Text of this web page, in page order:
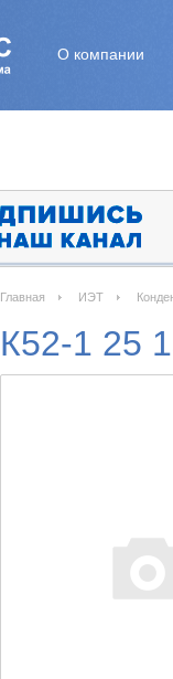
О компании
Главная ИЭТ
К52-1 25